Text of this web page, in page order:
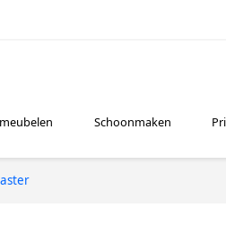
Schoonmaken